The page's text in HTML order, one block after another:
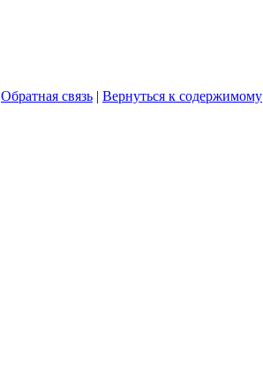
Обратная связь | Вернуться к содержимому